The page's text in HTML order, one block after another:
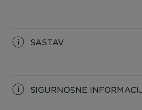
SASTAV
SIGURNOSNE